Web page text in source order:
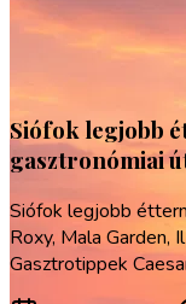
Siófok legjobb
gasztronómiai
Siófok legjobb
Roxy, Mala Garden,
Gasztrotippek